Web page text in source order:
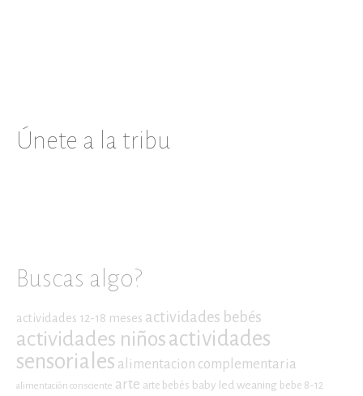
Únete a la tribu
Buscas algo?
actividades 12-18 meses actividades bebés
actividades niñosactividades
sensoriales alimentacion complementaria
alimentación consciente arte arte bebés baby led weaning bebe 8-12